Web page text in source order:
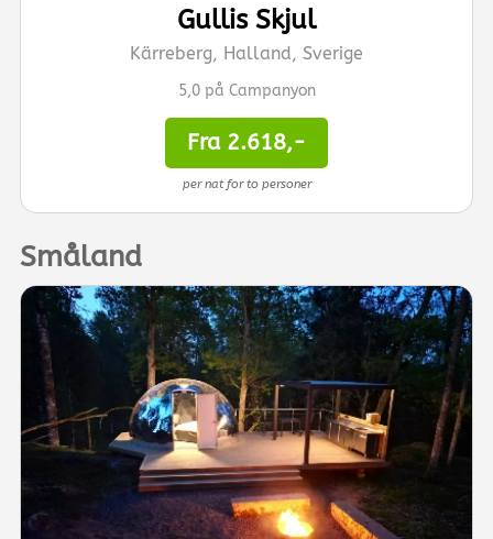
Gullis Skjul
Kärreberg, Halland, Sverige
5,0 på Campanyon
Fra 2.618,-
per nat for to personer
Småland